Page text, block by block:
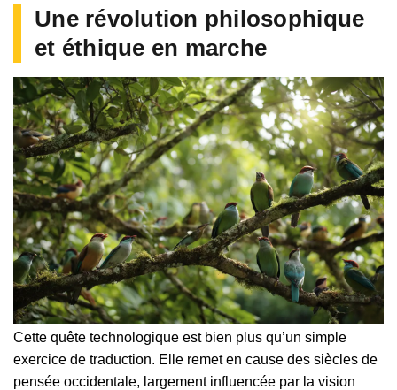
Une révolution philosophique
et éthique en marche
Cette quête technologique est bien plus qu’un simple
exercice de traduction. Elle remet en cause des siècles de
pensée occidentale, largement influencée par la vision